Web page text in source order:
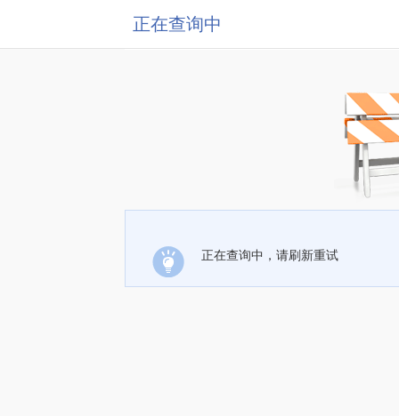
正在查询中
正在查询中，请刷新重试